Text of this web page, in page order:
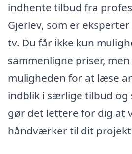
indhente tilbud fra
Gjerlev, som er
tv. Du får ikke kun
sammenligne priser, men
muligheden for at læse
indblik i særlige tilbud og
gør det lettere for dig at
håndværker til dit